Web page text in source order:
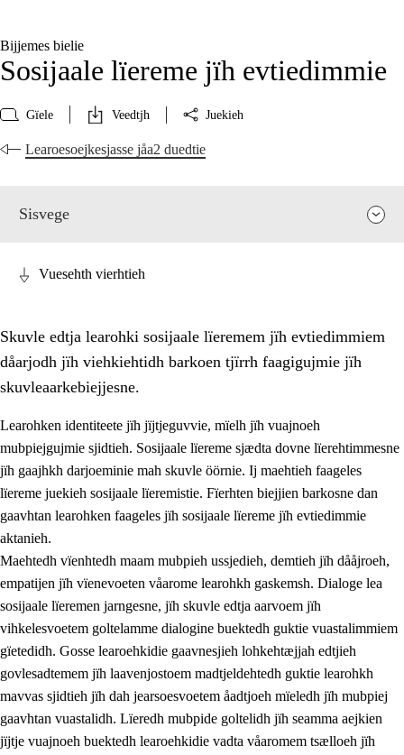
Bijjemes bielie
Sosijaale lïereme jïh evtiedimmie
Gïele Veedtjh Juekieh
Learoesoejkesjasse jåa2 duedtie
Sisvege
2. Lïeremen, evtiedimmien jïh skearkagimmien prinsihph
2.1
2.2 Maahtoe faagine
2.3 Vihkeles tjiehpiesvoeth
2.4 Lïeredh lïeredh
Dåaresthfaageles teemah
Vuesehth vierhtieh
Skuvle edtja learohki sosijaale lïeremem jïh evtiedimmiem
dåarjodh jïh viehkiehtidh barkoen tjïrrh faagigujmie jïh
skuvleaarkebiejjesne.
Learohken identiteete jïh jïjtjeguvvie, mïelh jïh vuajnoeh
mubpiejgujmie sjidtieh. Sosijaale lïereme sjædta dovne lïerehtimmesne
jïh gaajhkh darjoeminie mah skuvle öörnie. Ij maehtieh faageles
lïereme juekieh sosijaale lïeremistie. Fïerhten biejjien barkosne dan
gaavhtan learohken faageles jïh sosijaale lïereme jïh evtiedimmie
aktanieh.
Maehtedh vïenhtedh maam mubpieh ussjedieh, demtieh jïh dååjroeh,
empatijen jïh vïenevoeten våarome learohkh gaskemsh. Dialoge lea
sosijaale lïeremen jarngesne, jïh skuvle edtja aarvoem jïh
vihkelesvoetem goltelamme dialogine buektedh guktie vuastalimmiem
gïetedidh. Gosse learoehkidie gaavnesjieh lohkehtæjjah edtjieh
govlesadtemem jïh laavenjostoem madtjeldehtedh guktie learohkh
mavvas sjidtieh jïh dah jearsoesvoetem åadtjoeh mïeledh jïh mubpiej
gaavhtan vuastalidh. Lïeredh mubpide goltelidh jïh seamma aejkien
jïjtje vuajnoeh buektedh learoehkidie vadta våaromem tsælloeh jïh